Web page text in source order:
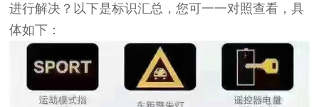
进行解决？以下是标识汇总，您可一一对照查看，具
体如下：